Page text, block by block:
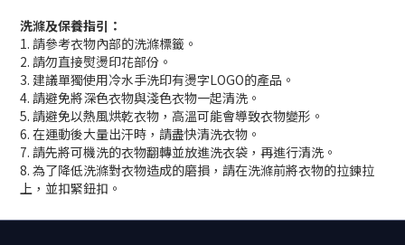
洗滌及保養指引：
1. 請參考衣物內部的洗滌標籤。
2. 請勿直接熨燙印花部份。
3. 建議單獨使用冷水手洗印有燙字LOGO的產品。
4. 請避免將深色衣物與淺色衣物一起清洗。
5. 請避免以熱風烘乾衣物，高溫可能會導致衣物變形。
6. 在運動後大量出汗時，請盡快清洗衣物。
7. 請先將可機洗的衣物翻轉並放進洗衣袋，再進行清洗。
8. 為了降低洗滌對衣物造成的磨損，請在洗滌前將衣物的拉鍊拉
上，並扣緊鈕扣。